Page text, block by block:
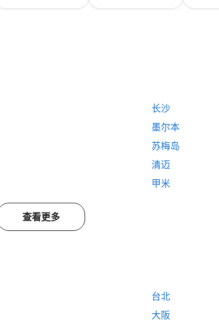
长沙
墨尔本
苏梅岛
清迈
甲米
查看更多
台北
大阪